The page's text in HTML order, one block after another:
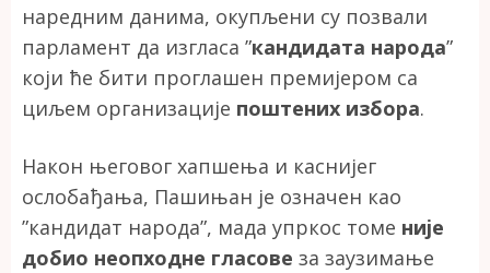
наредним данима, окупљени су позвали
парламент да изгласа ”кандидата народа”
који ће бити проглашен премијером са
циљем организације поштених избора.
Након његовог хапшења и каснијег
ослобађања, Пашињан је означен као
”кандидат народа”, мада упркос томе није
добио неопходне гласове за заузимање